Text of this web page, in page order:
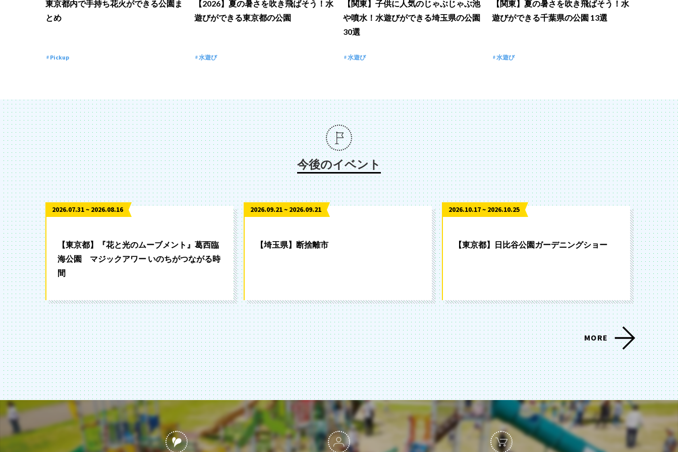
東京都内で手持ち花火ができる公園ま
とめ
Pickup
【2026】夏の暑さを吹き飛ばそう！水
遊びができる東京都の公園
水遊び
【関東】子供に人気のじゃぶじゃぶ池
や噴水！水遊びができる埼玉県の公園
30選
水遊び
【関東】夏の暑さを吹き飛ばそう！水
遊びができる千葉県の公園 13選
水遊び
今後のイベント
2026.07.31 ~ 2026.08.16
【東京都】『花と光のムーブメント』葛西臨
海公園 マジックアワー いのちがつながる時
間
2026.09.21 ~ 2026.09.21
【埼玉県】断捨離市
2026.10.17 ~ 2026.10.25
【東京都】日比谷公園ガーデニングショー
MORE